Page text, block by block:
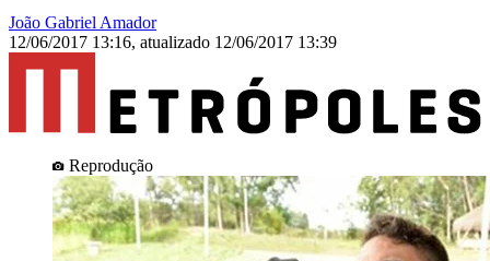
João Gabriel Amador
12/06/2017 13:16, atualizado 12/06/2017 13:39
Reprodução